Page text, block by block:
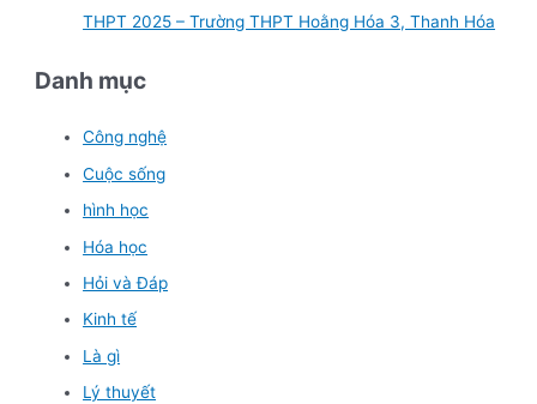
THPT 2025 – Trường THPT Hoằng Hóa 3, Thanh Hóa
Danh mục
Công nghệ
Cuộc sống
hình học
Hóa học
Hỏi và Đáp
Kinh tế
Là gì
Lý thuyết